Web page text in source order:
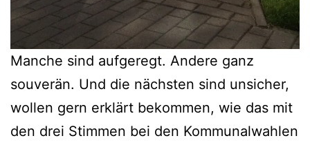
Manche sind aufgeregt. Andere ganz
souverän. Und die nächsten sind unsicher,
wollen gern erklärt bekommen, wie das mit
den drei Stimmen bei den Kommunalwahlen